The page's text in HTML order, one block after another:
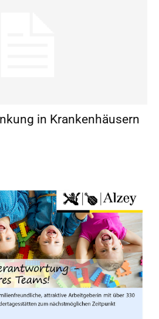
in Krankenhäusern